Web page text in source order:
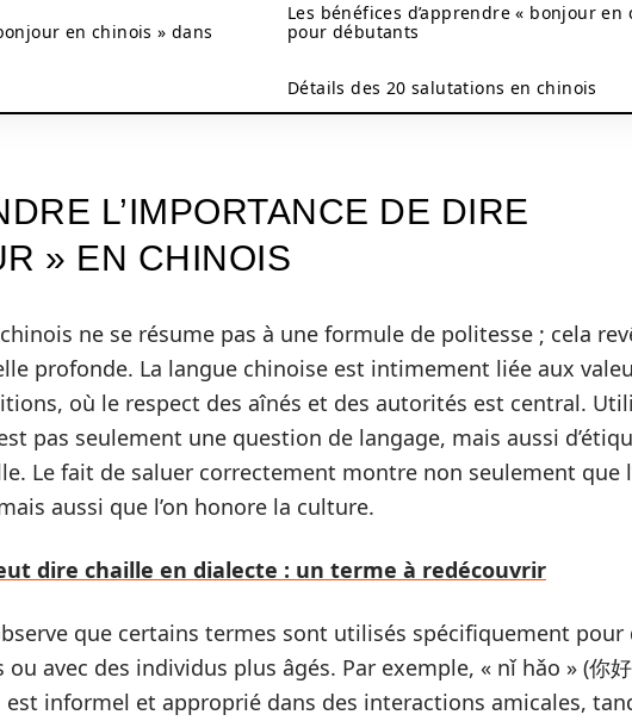
en chinois » dans
Les bénéfices d’apprendre « bonjour en
pour débutants
Détails des 20 salutations en chinois
L’IMPORTANCE DE DIRE
» EN CHINOIS
ne se résume pas à une formule de politesse ; cela
profonde. La langue chinoise est intimement liée aux
où le respect des aînés et des autorités est central.
pas seulement une question de langage, mais aussi
Le fait de saluer correctement montre non seulement que
aussi que l’on honore la culture.
dire chaille en dialecte : un terme à redécouvrir
que certains termes sont utilisés spécifiquement pour
avec des individus plus âgés. Par exemple, « nǐ hǎo » (你
est informel et approprié dans des interactions amicales,